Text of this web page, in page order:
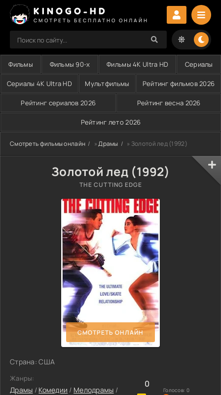
KINOGO-HD
СМОТРЕТЬ БЕСПЛАТНО ОНЛАЙН
Фильмы Фильмы 90-х Фильмы 4K Ultra HD Сериалы
Сериалы 4K Ultra HD Мультфильмы Рейтинг фильмов 2026
Рейтинг сериалов 2026 Рейтинг весна 2026
Рейтинг лето 2026
Смотреть фильмы онлайн »Драмы » Золотой лед (1992)
Золотой лед (1992)
THE CUTTING EDGE
СМОТРЕТЬ ОНЛАЙН
Страна: США
Жанры:
Драмы / Комедии / Мелодрамы /
0
Голосов: 0